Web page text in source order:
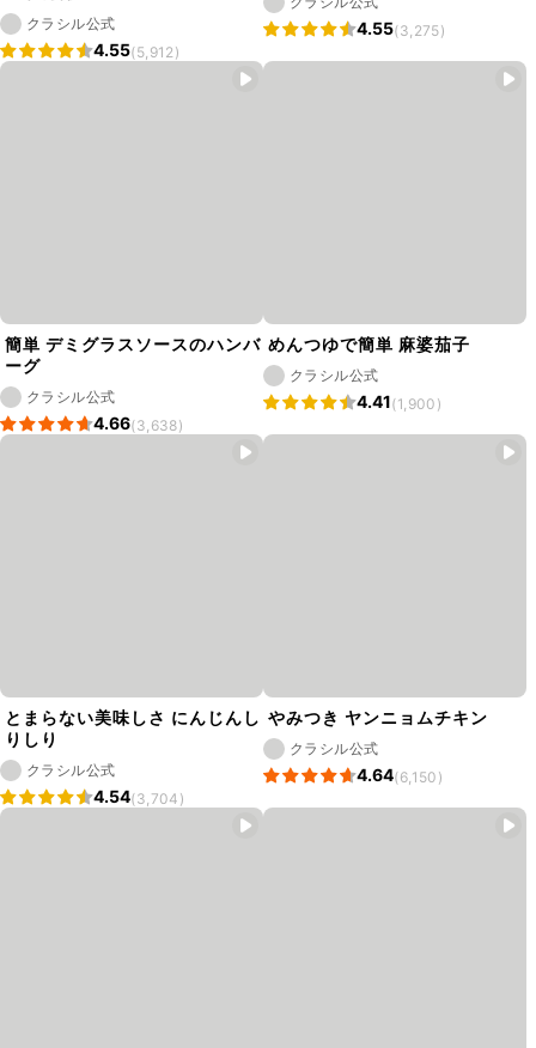
クラシル公式
4.55(5,912)
4.55(3,275)
簡単 デミグラスソースのハンバ
ーグ
クラシル公式
4.66(3,638)
めんつゆで簡単 麻婆茄子
クラシル公式
4.41(1,900)
とまらない美味しさ にんじんし
りしり
クラシル公式
4.54(3,704)
やみつき ヤンニョムチキン
クラシル公式
4.64(6,150)